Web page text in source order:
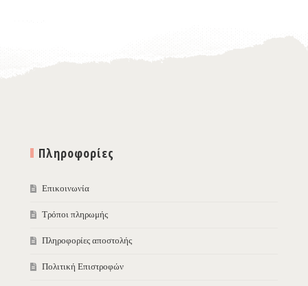
Πληροφορίες
Επικοινωνία
Τρόποι πληρωμής
Πληροφορίες αποστολής
Πολιτική Επιστροφών